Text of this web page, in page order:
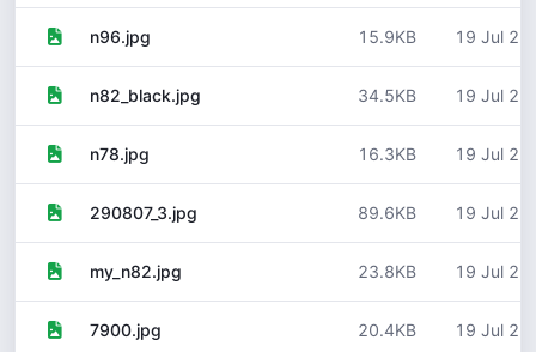
n96.jpg 15.9KB 19 Jul
n82_black.jpg 34.5KB 19 Jul
n78.jpg 16.3KB 19 Jul
290807_3.jpg 89.6KB 19 Jul
my_n82.jpg 23.8KB 19 Jul
7900.jpg 20.4KB 19 Jul